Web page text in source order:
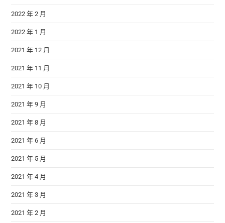
2022 年 2 月
2022 年 1 月
2021 年 12 月
2021 年 11 月
2021 年 10 月
2021 年 9 月
2021 年 8 月
2021 年 6 月
2021 年 5 月
2021 年 4 月
2021 年 3 月
2021 年 2 月